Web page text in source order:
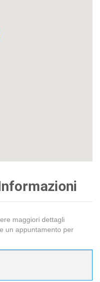
maggiori dettagli
un appuntamento per